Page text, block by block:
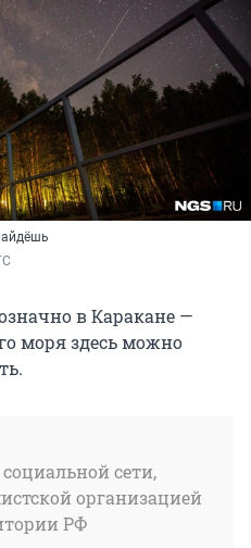
в Каракане —
моря здесь можно
сети,
организацией
РФ